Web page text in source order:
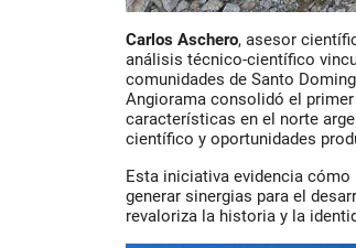
Carlos Aschero, asesor
análisis técnico-científico
comunidades de Santo
Angiorama consolidó el
características en el norte
científico y oportunidades
Esta iniciativa evidencia cómo
generar sinergias para el
revaloriza la historia y la